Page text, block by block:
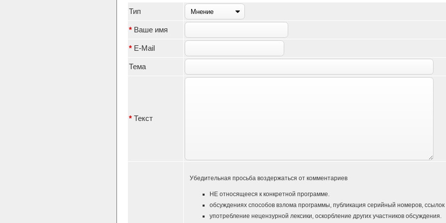
Тип
* Ваше имя
* E-Mail
Тема
* Текст
Убедительная просьба воздержаться от комментариев
НЕ относящееся к конкретной программе.
обсуждениях способов взлома программы, публикация серийный номеров, ссылок
употребление нецензурной лексики, оскорбление других участников обсуждения.